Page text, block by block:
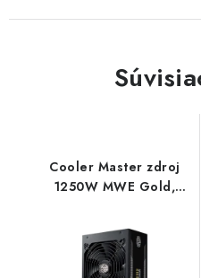
Cooler Master zdroj
1250W MWE Gold,
modulární, ATX 3.1
MPE-C501-AFCAG-3EEU
CoolerMaster